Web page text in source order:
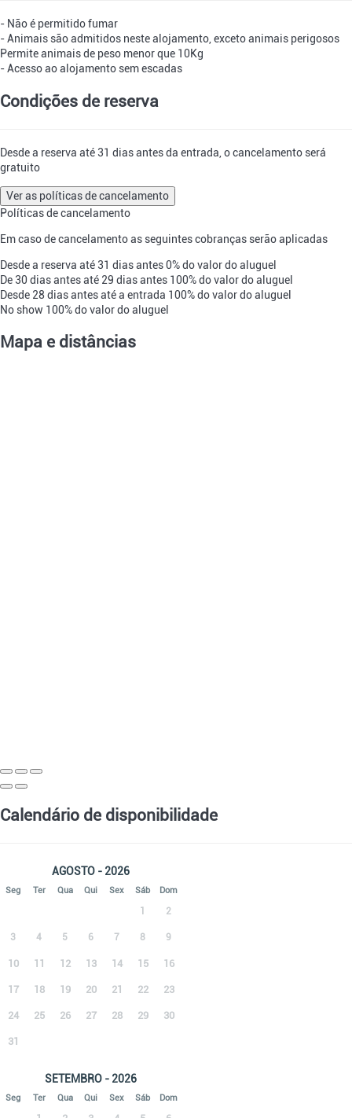
- Não é permitido fumar
- Animais são admitidos neste alojamento, exceto animais perigosos
Permite animais de peso menor que 10Kg
- Acesso ao alojamento sem escadas
Condições de reserva
Desde a reserva até 31 dias antes da entrada, o cancelamento será
gratuito
Ver as políticas de cancelamento
Políticas de cancelamento
Em caso de cancelamento as seguintes cobranças serão aplicadas
Desde a reserva até 31 dias antes0% do valor do aluguel
De 30 dias antes até 29 dias antes 100% do valor do aluguel
Desde 28 dias antes até a entrada 100% do valor do aluguel
No show 100% do valor do aluguel
Mapa e distâncias
Calendário de disponibilidade
AGOSTO - 2026
Seg Ter Qua Qui Sex Sáb Dom
1 2
3 4 5 6 7 8 9
10 11 12 13 14 15 16
17 18 19 20 21 22 23
24 25 26 27 28 29 30
31
SETEMBRO - 2026
Seg Ter Qua Qui Sex Sáb Dom